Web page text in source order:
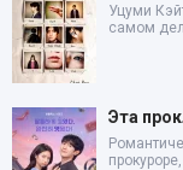
Уцуми
самом
Эта